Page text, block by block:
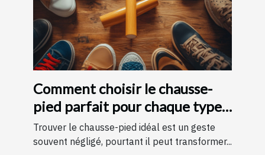
Comment choisir le chausse-
pied parfait pour chaque type
de chaussure
Trouver le chausse-pied idéal est un geste
souvent négligé, pourtant il peut transformer...